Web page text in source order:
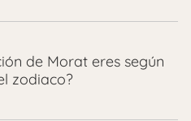
de Morat eres según
zodiaco?